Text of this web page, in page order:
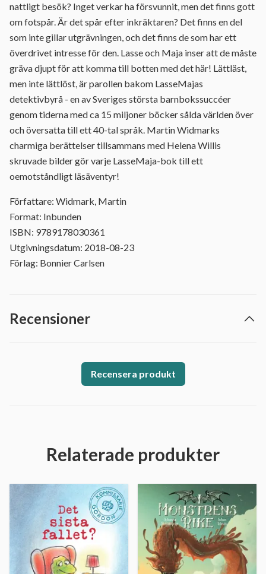
nattligt besök? Inget verkar ha försvunnit, men det finns gott
om fotspår. Är det spår efter inkräktaren? Det finns en del
som inte gillar utgrävningen, och det finns de som har ett
överdrivet intresse för den. Lasse och Maja inser att de måste
gräva djupt för att komma till botten med det här! Lättläst,
men inte lättlöst, är parollen bakom LasseMajas
detektivbyrå - en av Sveriges största barnbokssuccéer
genom tiderna med ca 15 miljoner böcker sålda världen över
och översatta till ett 40-tal språk. Martin Widmarks
charmiga berättelser tillsammans med Helena Willis
skruvade bilder gör varje LasseMaja-bok till ett
oemotståndligt läsäventyr!
Författare: Widmark, Martin
Format: Inbunden
ISBN: 9789178030361
Utgivningsdatum: 2018-08-23
Förlag: Bonnier Carlsen
Recensioner
Recensera produkt
Relaterade produkter